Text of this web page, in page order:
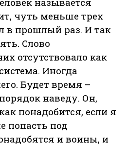
чуть меньше трех
в прошлый раз. И так
Слово
отсутствовало как
Иногда
Будет время –
наведу. Он,
понадобится, если я
попасть под
и воины, и